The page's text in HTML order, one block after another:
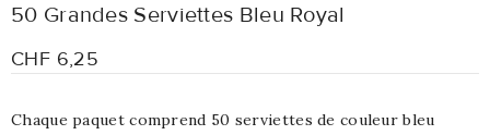
50 Grandes Serviettes Bleu Royal
CHF 6,25
Chaque paquet comprend 50 serviettes de couleur bleu